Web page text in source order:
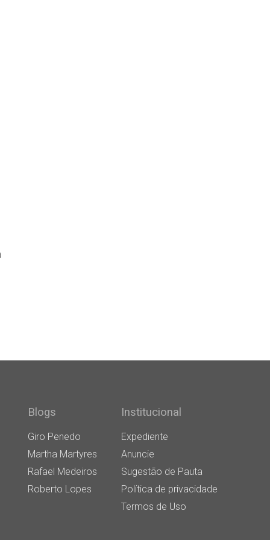
Blogs
Giro Penedo
Martha Martyres
Rafael Medeiros
Roberto Lopes
Institucional
Expediente
Anuncie
Sugestão de Pauta
Política de privacidade
Termos de Uso